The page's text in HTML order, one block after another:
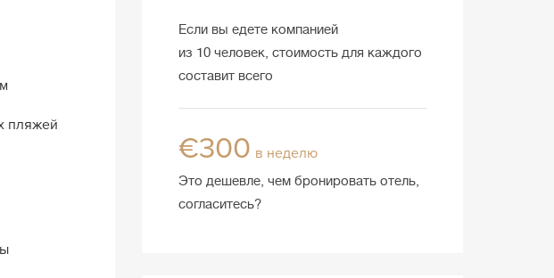
пляжей
Если вы едете компанией
из 10 человек, стоимость для каждого
составит всего
€300 в неделю
Это дешевле, чем бронировать отель,
согласитесь?